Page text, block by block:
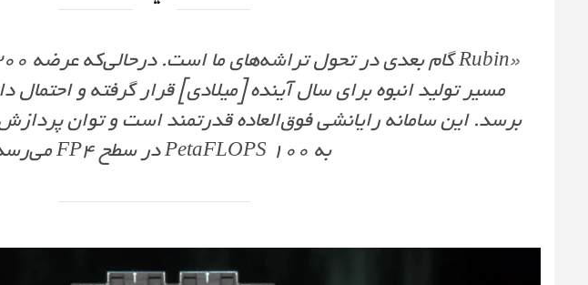
مسیر تولید انبوه برای سال آینده [میلادی] قرار گرفته و احتمال
برسد. این سامانه رایانشی فوق‌العاده قدرتمند است و توان
به 100 PetaFLOPS در سطح FP4 می‌رسد.»